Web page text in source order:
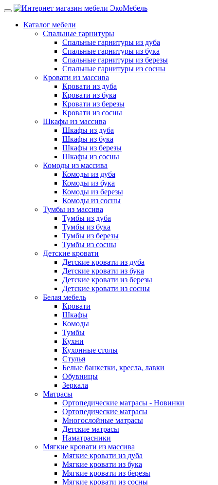
Каталог мебели
Спальные гарнитуры
Спальные гарнитуры из дуба
Спальные гарнитуры из бука
Спальные гарнитуры из березы
Спальные гарнитуры из сосны
Кровати из массива
Кровати из дуба
Кровати из бука
Кровати из березы
Кровати из сосны
Шкафы из массива
Шкафы из дуба
Шкафы из бука
Шкафы из березы
Шкафы из сосны
Комоды из массива
Комоды из дуба
Комоды из бука
Комоды из березы
Комоды из сосны
Тумбы из массива
Тумбы из дуба
Тумбы из бука
Тумбы из березы
Тумбы из сосны
Детские кровати
Детские кровати из дуба
Детские кровати из бука
Детские кровати из березы
Детские кровати из сосны
Белая мебель
Кровати
Шкафы
Комоды
Тумбы
Кухни
Кухонные столы
Стулья
Белые банкетки, кресла, лавки
Обувницы
Зеркала
Матрасы
Ортопедические матрасы - Новинки
Ортопедические матрасы
Многослойные матрасы
Детские матрасы
Наматрасники
Мягкие кровати из массива
Мягкие кровати из дуба
Мягкие кровати из бука
Мягкие кровати из березы
Мягкие кровати из сосны